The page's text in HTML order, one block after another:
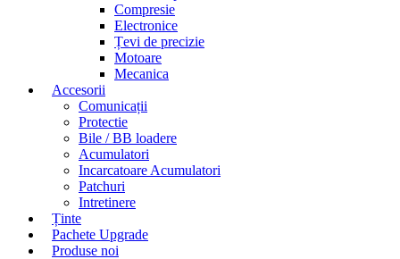
Compresie
Electronice
Țevi de precizie
Motoare
Mecanica
Accesorii
Comunicații
Protectie
Bile / BB loadere
Acumulatori
Incarcatoare Acumulatori
Patchuri
Intretinere
Ținte
Pachete Upgrade
Produse noi